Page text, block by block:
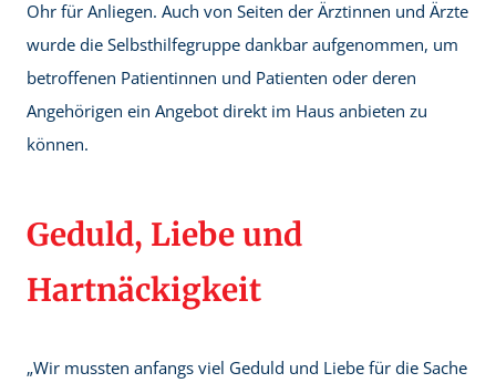
Ohr für Anliegen. Auch von Seiten der Ärztinnen und Ärzte
wurde die Selbsthilfegruppe dankbar aufgenommen, um
betroffenen Patientinnen und Patienten oder deren
Angehörigen ein Angebot direkt im Haus anbieten zu
können.
Geduld, Liebe und
Hartnäckigkeit
„Wir mussten anfangs viel Geduld und Liebe für die Sache